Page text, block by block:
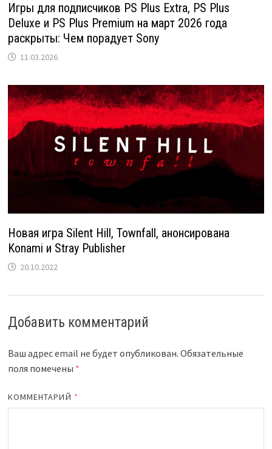
Игры для подписчиков PS Plus Extra, PS Plus
Deluxe и PS Plus Premium на март 2026 года
раскрыты: Чем порадует Sony
11.03.2026
Новая игра Silent Hill, Townfall, анонсирована
Konami и Stray Publisher
20.10.2022
Добавить комментарий
Ваш адрес email не будет опубликован. Обязательные
поля помечены *
КОММЕНТАРИЙ *